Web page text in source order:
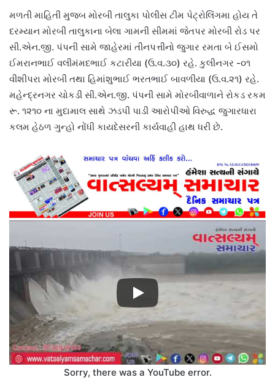
મળતી માહિતી મુજબ મોરબી તાલુકા પોલીસ ટીમ પેટ્રોલિંગમા હોય તે
દરમ્યાન મોરબી તાલુકાના બેલા ગામની સીમમાં જેતપર મોરબી રોડ પર
સી.એન.જી. પંપની સામે જાહેરમાં તીનપત્તીનો જુગાર રમતા બે ઈસમો
ઈમરાનભાઈ વલીમંમદભાઈ કટારીયા (ઉ.વ.૩૦) રહે. કુલીનગર -૦૧
વીશીપરા મોરબી તથા હિમાંશુભાઈ ભરતભાઈ બાવળીયા (ઉ.વ.૨૧) રહે.
મહેન્દ્રનગર ચોકડી સી.એન.જી. પંપની સામે મોરબીવાળાને રોકડ રકમ
રૂ. ૧૨૧૦ ના મુદામાલ સાથે ઝડપી પાડી આરોપીઓ વિરુદ્ધ જુગારધારા
કલમ હેઠળ ગુન્હો નોંધી કાયદેસરની કાર્યવાહી હાથ ધરી છે.
Sorry, there was a YouTube error.